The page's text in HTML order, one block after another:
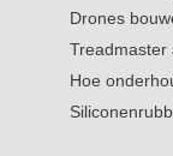
Drones
Treadmaster
Hoe